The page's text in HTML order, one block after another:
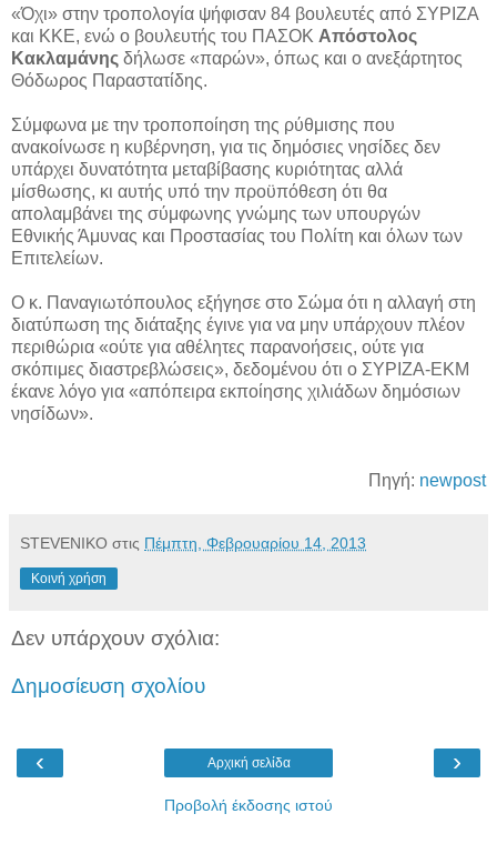
«Όχι» στην τροπολογία ψήφισαν 84 βουλευτές από ΣΥΡΙΖΑ
και ΚΚΕ, ενώ ο βουλευτής του ΠΑΣΟΚ Απόστολος
Κακλαμάνης δήλωσε «παρών», όπως και ο ανεξάρτητος
Θόδωρος Παραστατίδης.
Σύμφωνα με την τροποποίηση της ρύθμισης που
ανακοίνωσε η κυβέρνηση, για τις δημόσιες νησίδες δεν
υπάρχει δυνατότητα μεταβίβασης κυριότητας αλλά
μίσθωσης, κι αυτής υπό την προϋπόθεση ότι θα
απολαμβάνει της σύμφωνης γνώμης των υπουργών
Εθνικής Άμυνας και Προστασίας του Πολίτη και όλων των
Επιτελείων.
Ο κ. Παναγιωτόπουλος εξήγησε στο Σώμα ότι η αλλαγή στη
διατύπωση της διάταξης έγινε για να μην υπάρχουν πλέον
περιθώρια «ούτε για αθέλητες παρανοήσεις, ούτε για
σκόπιμες διαστρεβλώσεις», δεδομένου ότι ο ΣΥΡΙΖΑ-ΕΚΜ
έκανε λόγο για «απόπειρα εκποίησης χιλιάδων δημόσιων
νησίδων».
Πηγή: newpost
STEVENIKO στις Πέμπτη, Φεβρουαρίου 14, 2013
Κοινή χρήση
Δεν υπάρχουν σχόλια:
Δημοσίευση σχολίου
‹ ›
Αρχική σελίδα
Προβολή έκδοσης ιστού